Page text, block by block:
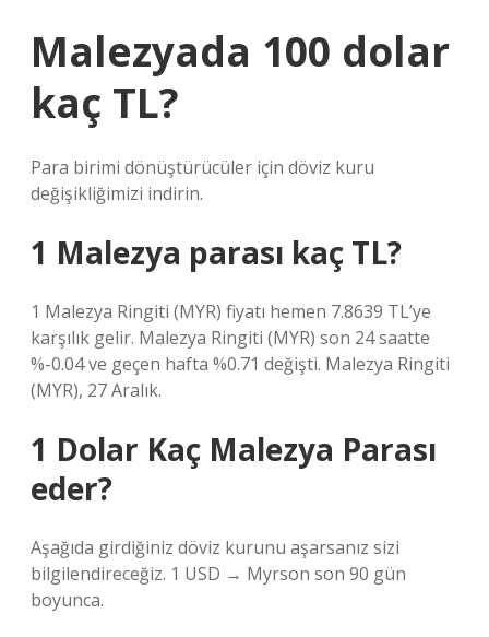
Malezyada 100 dolar
kaç TL?
Para birimi dönüştürücüler için döviz kuru
değişikliğimizi indirin.
1 Malezya parası kaç TL?
1 Malezya Ringiti (MYR) fiyatı hemen 7.8639 TL’ye
karşılık gelir. Malezya Ringiti (MYR) son 24 saatte
%-0.04 ve geçen hafta %0.71 değişti. Malezya Ringiti
(MYR), 27 Aralık.
1 Dolar Kaç Malezya Parası
eder?
Aşağıda girdiğiniz döviz kurunu aşarsanız sizi
bilgilendireceğiz. 1 USD → Myrson son 90 gün
boyunca.